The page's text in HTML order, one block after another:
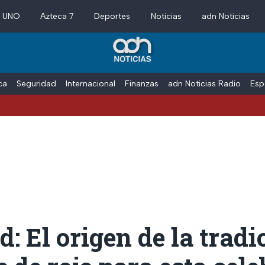
Azteca 7 Deportes Noticias adn Noticias
Seguridad Internacional Finanzas adn Noticias Radio
El origen de la